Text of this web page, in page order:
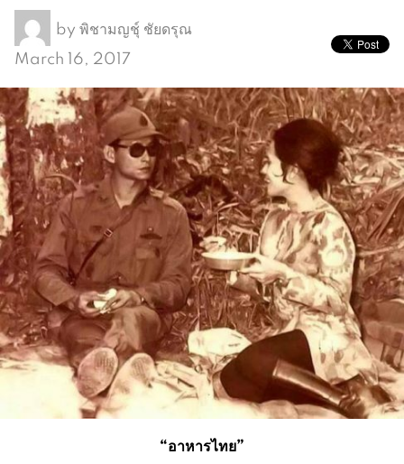
by พิชามญชุ์ ชัยดรุณ
March 16, 2017
“อาหารไทย”